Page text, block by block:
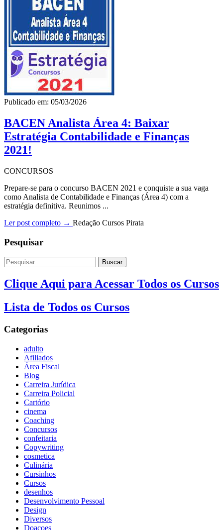
Publicado em: 05/03/2026
BACEN Analista Área 4: Baixar
Estratégia Contabilidade e Finanças
2021!
CONCURSOS
Prepare-se para o concurso BACEN 2021 e conquiste a sua vaga
como Analista de Contabilidade e Finanças (Área 4) com a
estratégia definitiva. Reunimos ...
Ler post completo → Redação Cursos Pirata
Pesquisar
Buscar
Clique Aqui para Acessar Todos os Cursos
Lista de Todos os Cursos
Categorias
adulto
Afiliados
Área Fiscal
Blog
Carreira Jurídica
Carreira Policial
Cartório
cinema
Coaching
Concursos
confeitaria
Copywriting
cosmetica
Culinária
Cursinhos
Cursos
desenhos
Desenvolvimento Pessoal
Design
Diversos
Doaçoes